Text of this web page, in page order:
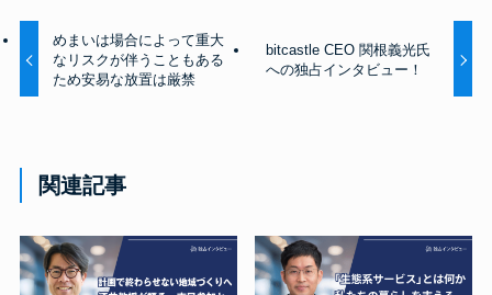
めまいは場合によって重大
なリスクが伴うこともある
ため安易な放置は厳禁
bitcastle CEO 関根義光氏
への独占インタビュー！
関連記事